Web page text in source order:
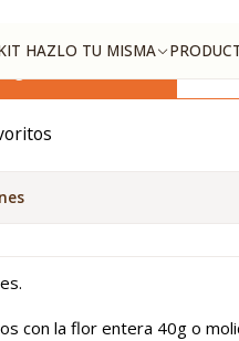
HAZLO TU MISMA
con la flor entera 40g o